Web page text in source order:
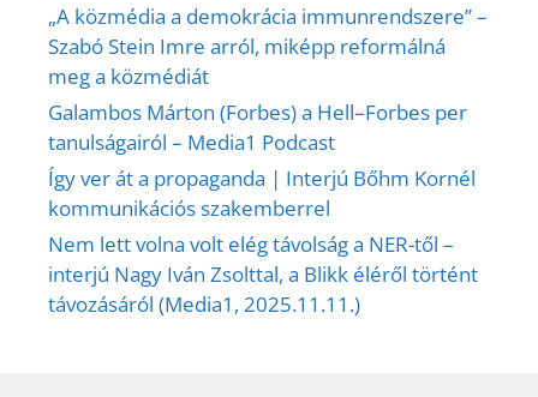
„A közmédia a demokrácia immunrendszere” –
Szabó Stein Imre arról, miképp reformálná
meg a közmédiát
Galambos Márton (Forbes) a Hell–Forbes per
tanulságairól – Media1 Podcast
Így ver át a propaganda | Interjú Bőhm Kornél
kommunikációs szakemberrel
Nem lett volna volt elég távolság a NER-től –
interjú Nagy Iván Zsolttal, a Blikk éléről történt
távozásáról (Media1, 2025.11.11.)